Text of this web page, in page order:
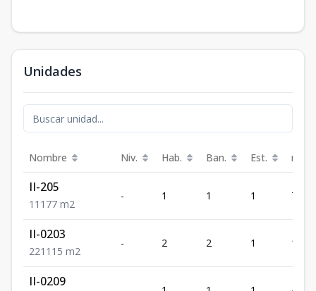
Unidades
Nombre Niv. Hab. Ban. Est. m²
II-205
1 1 1 77 m2
- 1 1 1 77
II-0203
221 115 m2
- 2 2 1 115
II-0209